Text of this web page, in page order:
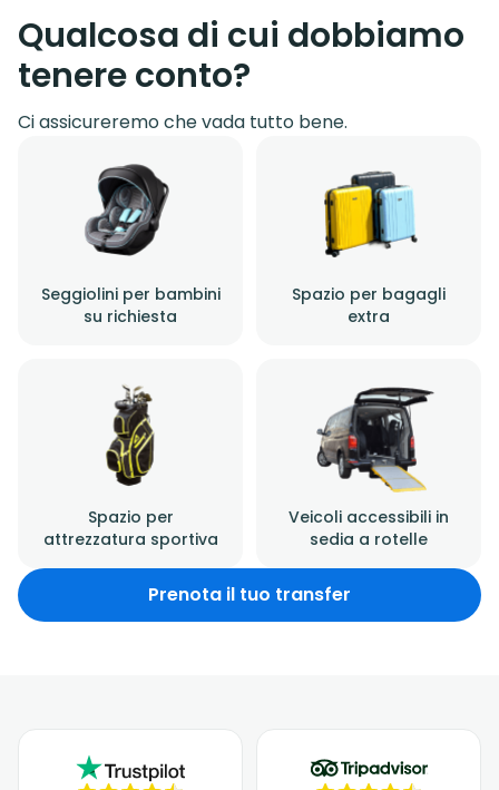
Qualcosa di cui dobbiamo
tenere conto?
Ci assicureremo che vada tutto bene.
Seggiolini per bambini
su richiesta
Spazio per bagagli
extra
Spazio per
attrezzatura sportiva
Veicoli accessibili in
sedia a rotelle
Prenota il tuo transfer